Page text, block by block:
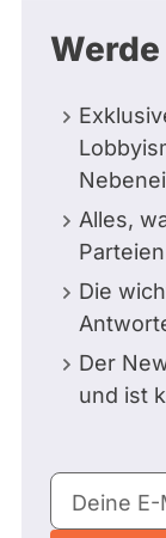
Alles,
Die
Der
und ist
E-
Mail-
Deine